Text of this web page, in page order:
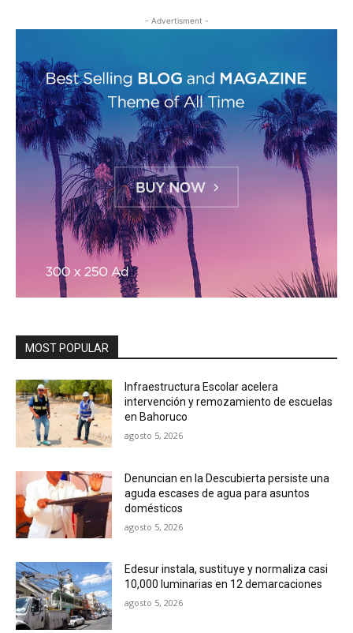
- Advertisment -
MOST POPULAR
Infraestructura Escolar acelera
intervención y remozamiento de escuelas
en Bahoruco
agosto 5, 2026
Denuncian en la Descubierta persiste una
aguda escases de agua para asuntos
domésticos
agosto 5, 2026
Edesur instala, sustituye y normaliza casi
10,000 luminarias en 12 demarcaciones
agosto 5, 2026